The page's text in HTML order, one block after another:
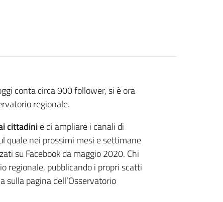
conta circa 900 follower, si è ora
regionale.
cittadinie di ampliare i canali di
quale nei prossimi mesi e settimane
su Facebook da maggio 2020. Chi
regionale, pubblicando i propri scatti
sulla pagina dell’Osservatorio